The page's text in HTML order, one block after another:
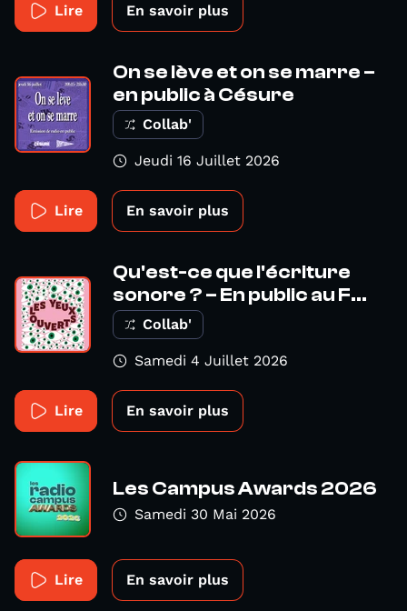
Lire En savoir plus
On se lève et on se marre –
en public à Césure
Collab'
Jeudi 16 Juillet 2026
Lire En savoir plus
Qu'est-ce que l'écriture
sonore ? – En public au F...
Collab'
Samedi 4 Juillet 2026
Lire En savoir plus
Les Campus Awards 2026
Samedi 30 Mai 2026
Lire En savoir plus